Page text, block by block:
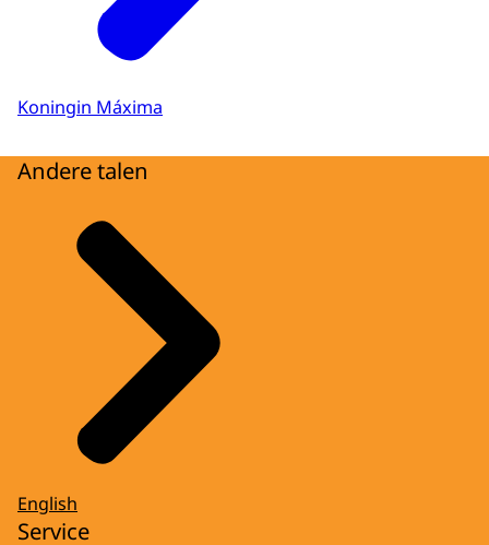
Koningin Máxima
Andere talen
English
Service